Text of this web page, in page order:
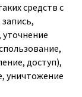
средств с
доступ),
уничтожение